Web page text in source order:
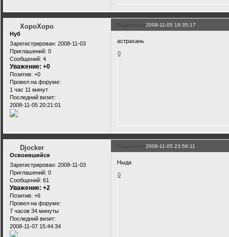
Поделиться2008-11-05 19:35:17
XopoXopo
Нуб
Зарегистрирован: 2008-11-03
Приглашений: 0
Сообщений: 4
Уважение: +0
Позитив: +0
Провел на форуме:
1 час 11 минут
Последний визит:
2008-11-05 20:21:01
астрахань
0
Поделиться2008-11-05 23:58:11
Djocker
Освоившийся
Зарегистрирован: 2008-11-03
Приглашений: 0
Сообщений: 61
Уважение: +2
Позитив: +6
Провел на форуме:
7 часов 34 минуты
Последний визит:
2008-11-07 15:44:34
Ныда
0